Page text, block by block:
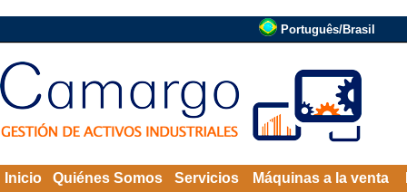
Português/Brasil
Inicio Quiénes Somos Servicios Máquinas a la venta